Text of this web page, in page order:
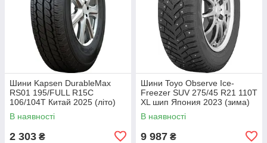
Шини Kapsen DurableMax
RS01 195/FULL R15C
106/104T Китай 2025 (літо)
В наявності
2 303 ₴
Шини Toyo Observe Ice-
Freezer SUV 275/45 R21 110T
XL шип Япония 2023 (зима)
В наявності
9 987 ₴